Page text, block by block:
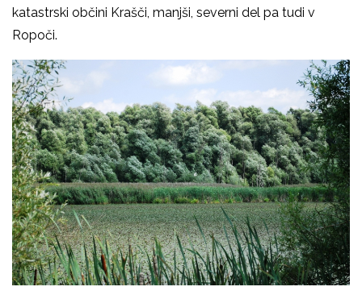
katastrski občini Krašči, manjši, severni del pa tudi v
Ropoči.